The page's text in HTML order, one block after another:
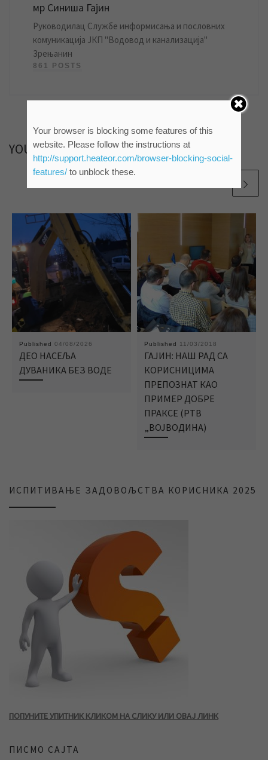
мр Синиша Гајин
Руководилац Службе информисања и пословних
комуникација ЈКП "Водовод и канализација"
Зрењанин
861 POSTS
YOU MAY ALSO LIKE
Published 04/08/2026
ДЕО НАСЕЉА
ДУВАНИКА БЕЗ ВОДЕ
Published 11/03/2018
ГАЈИН: НАШ РАД СА
КОРИСНИЦИМА
ПРЕПОЗНАТ КАО
ПРИМЕР ДОБРЕ
ПРАКСЕ (РТВ
„ВОЈВОДИНА)
ИСПИТИВАЊЕ ЗАДОВОЉСТВА КОРИСНИКА 2025
ПОПУНИТЕ УПИТНИК КЛИКОМ НА СЛИКУ ИЛИ ОВАЈ ЛИНК
ПИСМО САЈТА
Your browser is blocking some features of this
website. Please follow the instructions at
http://support.heateor.com/browser-blocking-social-
features/to unblock these.